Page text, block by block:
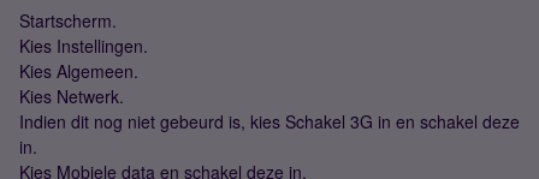
Startscherm.
Kies Instellingen.
Kies Algemeen.
Kies Netwerk.
Indien dit nog niet gebeurd is, kies Schakel 3G in en schakel deze
in.
Kies Mobiele data en schakel deze in.